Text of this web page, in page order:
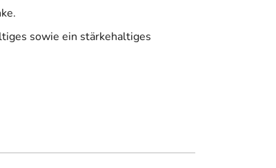
sowie ein stärkehaltiges